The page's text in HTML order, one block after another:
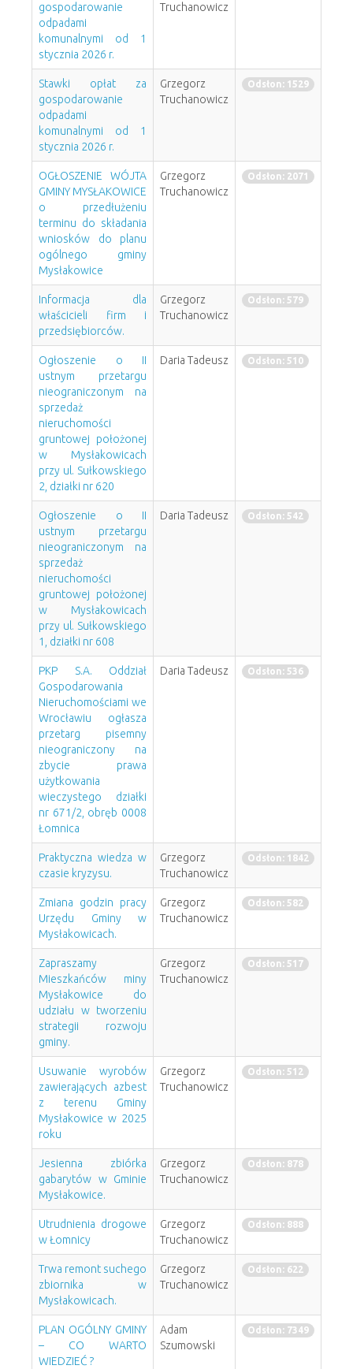
gospodarowanie
odpadami
komunalnymi od 1
stycznia 2026 r.
Truchanowicz
Stawki opłat za
gospodarowanie
odpadami
komunalnymi od 1
stycznia 2026 r.
Grzegorz
Truchanowicz
Odsłon: 1529
OGŁOSZENIE WÓJTA
GMINY MYSŁAKOWICE
o przedłużeniu
terminu do składania
wniosków do planu
ogólnego gminy
Mysłakowice
Grzegorz
Truchanowicz
Odsłon: 2071
Informacja dla
właścicieli firm i
przedsiębiorców.
Grzegorz
Truchanowicz
Odsłon: 579
Ogłoszenie o II
ustnym przetargu
nieograniczonym na
sprzedaż
nieruchomości
gruntowej położonej
w Mysłakowicach
przy ul. Sułkowskiego
2, działki nr 620
Daria Tadeusz Odsłon: 510
Ogłoszenie o II
ustnym przetargu
nieograniczonym na
sprzedaż
nieruchomości
gruntowej położonej
w Mysłakowicach
przy ul. Sułkowskiego
1, działki nr 608
Daria Tadeusz Odsłon: 542
PKP S.A. Oddział
Gospodarowania
Nieruchomościami we
Wrocławiu ogłasza
przetarg pisemny
nieograniczony na
zbycie prawa
użytkowania
wieczystego działki
nr 671/2, obręb 0008
Łomnica
Daria Tadeusz Odsłon: 536
Praktyczna wiedza w
czasie kryzysu.
Grzegorz
Truchanowicz
Odsłon: 1842
Zmiana godzin pracy
Urzędu Gminy w
Mysłakowicach.
Grzegorz
Truchanowicz
Odsłon: 582
Zapraszamy
Mieszkańców miny
Mysłakowice do
udziału w tworzeniu
strategii rozwoju
gminy.
Grzegorz
Truchanowicz
Odsłon: 517
Usuwanie wyrobów
zawierających azbest
z terenu Gminy
Mysłakowice w 2025
roku
Grzegorz
Truchanowicz
Odsłon: 512
Jesienna zbiórka
gabarytów w Gminie
Mysłakowice.
Grzegorz
Truchanowicz
Odsłon: 878
Utrudnienia drogowe
w Łomnicy
Grzegorz
Truchanowicz
Odsłon: 888
Trwa remont suchego
zbiornika w
Mysłakowicach.
Grzegorz
Truchanowicz
Odsłon: 622
PLAN OGÓLNY GMINY
– CO WARTO
WIEDZIEĆ ?
Adam
Szumowski
Odsłon: 7349